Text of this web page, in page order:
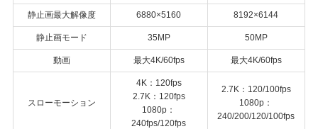
静止画最大解像度 6880×5160 8192×6144
静止画モード 35MP 50MP
動画 最大4K/60fps 最大4K/60fps
スローモーション
4K：120fps
2.7K：120fps
1080p：
240fps/120fps
2.7K：120/100fps
1080p：
240/200/120/100fps